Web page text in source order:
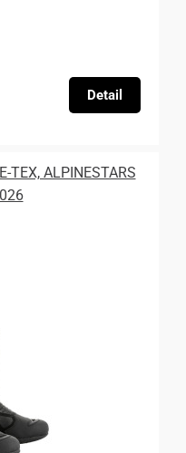
Detail
TEX, ALPINESTARS